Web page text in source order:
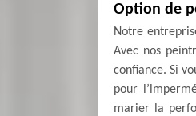
Option de
Notre
Avec nos
confiance. Si
pour
marier la